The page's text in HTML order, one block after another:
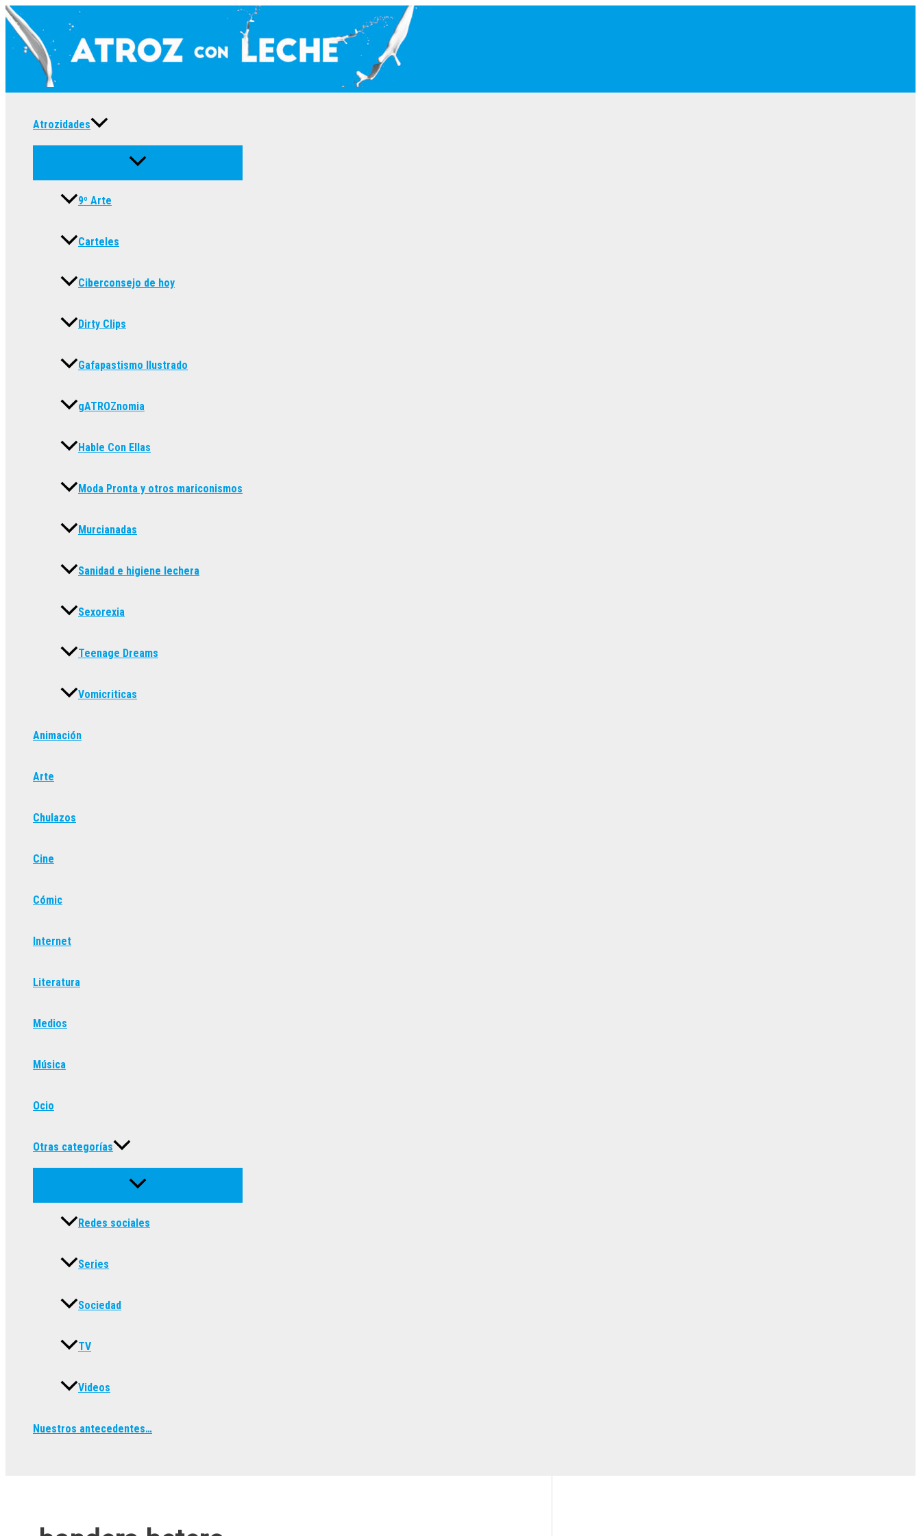
Ir
contenido
Atrozidades
9º Arte
Carteles
Ciberconsejo de hoy
Dirty Clips
Gafapastismo Ilustrado
gATROZnomia
Hable Con Ellas
Moda Pronta y otros mariconismos
Murcianadas
Sanidad e higiene lechera
Sexorexia
Teenage Dreams
Vomicriticas
Animación
Arte
Chulazos
Cine
Cómic
Internet
Literatura
Medios
Música
Ocio
Otras categorías
Redes sociales
Series
Sociedad
TV
Videos
Nuestros antecedentes…